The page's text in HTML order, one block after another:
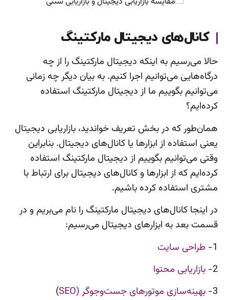
کانال‌های دیجیتال مارکتینگ
حالا می‌رسیم به اینکه دیجیتال مارکتینگ را از چه
درگاه‌هایی می‌توانیم اجرا کنیم. به بیان دیگر چه زمانی
می‌توانیم بگوییم ما از دیجیتال مارکتینگ استفاده
کرده‌ایم؟
همان‌طور که در بخش تعریف خواندید، بازاریابی دیجیتال
یعنی استفاده از ابزارها یا کانال‌های دیجیتال. بنابراین
وقتی می‌توانیم بگوییم از دیجیتال مارکتینگ استفاده
کرده‌ایم که از ابزارها و کانال‌های دیجیتال برای ارتباط با
مشتری استفاده کرده باشیم.
در اینجا کانال‌های دیجیتال مارکتینگ را نام می‌بریم و در
قسمت بعد به ابزارهای دیجیتال می‌رسیم:
1- طراحی سایت
2- بازاریابی محتوا
3- بهینه‌سازی موتورهای جست‌وجوگر (SEO
)